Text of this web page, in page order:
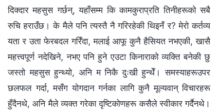
दिक्दार महसुस गर्छन्, यहाँसम्म कि कामकुराप्रति तिनीहरूको सबै
रुचि हराउँछ। के मैले पनि त्यस्तै नै गरिरहेकी थिइनँ र? मेरो कर्तव्य
यता र उता फेरबदल गरिँदा, मलाई आफू कुनै हैसियत नभएकी, खासै
महत्त्वपूर्ण नदेखिने, नभए पनि हुने एउटा किनाराको व्यक्ति बनेकी छु
जस्तो महसुस हुन्थ्यो, अनि म निकै दुःखी हुन्थेँ। समस्याहरूउपर
छलफल गर्दा, मसँग योगदान गर्नका लागि कुनै मूल्यवान् विचारहरू
हुँदैनथे, अनि मैले व्यक्त गरेका दृष्टिकोणहरू कसैले स्वीकार गर्दैनथे।